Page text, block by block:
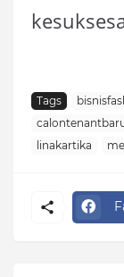
Tags
linakartika